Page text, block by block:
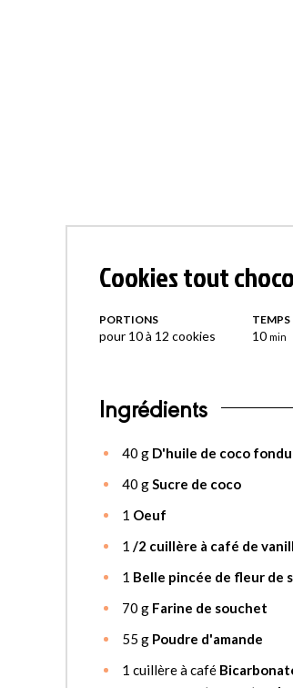
Cookies tout
PORTIONS
pour 10 à 12 cookies
TEMPS
10 min
Ingrédients
40 g D'huile de coco
40 gSucre de coco
1 Oeuf
1 /2 cuillère à café de
1 Belle pincée de fleur de
70 g Farine de souchet
55 g Poudre d'amande
1 cuillère à café